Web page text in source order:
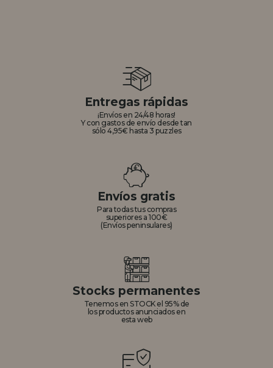
Entregas rápidas
¡Envíos en 24/48 horas!
Y con gastos de envío desde tan
sólo 4,95€ hasta 3 puzzles
Envíos gratis
Para todas tus compras
superiores a 100€
(Envíos peninsulares)
Stocks permanentes
Tenemos en STOCK el 95% de
los productos anunciados en
esta web